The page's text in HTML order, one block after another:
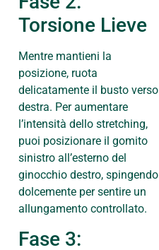
Torsione Lieve
Mentre mantieni la
posizione, ruota
delicatamente il busto verso
destra. Per aumentare
l’intensità dello stretching,
puoi posizionare il gomito
sinistro all’esterno del
ginocchio destro, spingendo
dolcemente per sentire un
allungamento controllato.
Fase 3: